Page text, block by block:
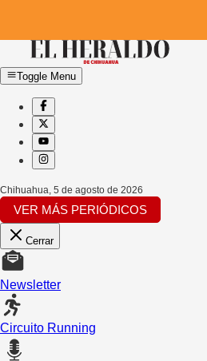
Toggle Menu
Chihuahua 5 de agosto de 2026
VER MÁS PERIÓDICOS
Cerrar
Newsletter
Circuito Running